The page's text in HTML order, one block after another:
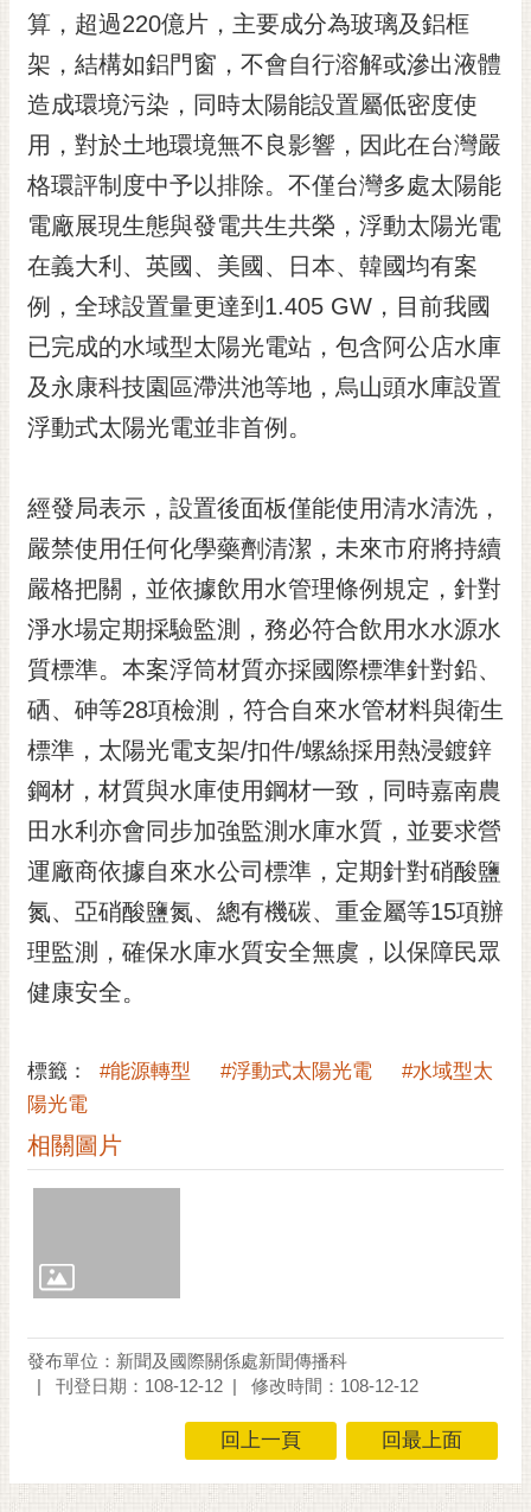
閱
電
子
報
市
民
信
箱
English
日
本
隱
及
安
全
政
策
網
資
料
放
宣
告
市
府
交
通
位
算，超過220億片，主要成分為玻璃及鋁框
架，結構如鋁門窗，不會自行溶解或滲出液體
造成環境污染，同時太陽能設置屬低密度使
用，對於土地環境無不良影響，因此在台灣嚴
格環評制度中予以排除。不僅台灣多處太陽能
電廠展現生態與發電共生共榮，浮動太陽光電
在義大利、英國、美國、日本、韓國均有案
例，全球設置量更達到1.405 GW，目前我國
已完成的水域型太陽光電站，包含阿公店水庫
及永康科技園區滯洪池等地，烏山頭水庫設置
浮動式太陽光電並非首例。
經發局表示，設置後面板僅能使用清水清洗，
嚴禁使用任何化學藥劑清潔，未來市府將持續
嚴格把關，並依據飲用水管理條例規定，針對
淨水場定期採驗監測，務必符合飲用水水源水
質標準。本案浮筒材質亦採國際標準針對鉛、
硒、砷等28項檢測，符合自來水管材料與衛生
標準，太陽光電支架/扣件/螺絲採用熱浸鍍鋅
鋼材，材質與水庫使用鋼材一致，同時嘉南農
田水利亦會同步加強監測水庫水質，並要求營
運廠商依據自來水公司標準，定期針對硝酸鹽
氮、亞硝酸鹽氮、總有機碳、重金屬等15項辦
理監測，確保水庫水質安全無虞，以保障民眾
健康安全。
標籤： #能源轉型 #浮動式太陽光電
#水域型太
陽光電
相關圖片
發布單位：新聞及國際關係處新聞傳播科
刊登日期：108-12-12
修改時間：108-12-12
回上一頁 回最上面